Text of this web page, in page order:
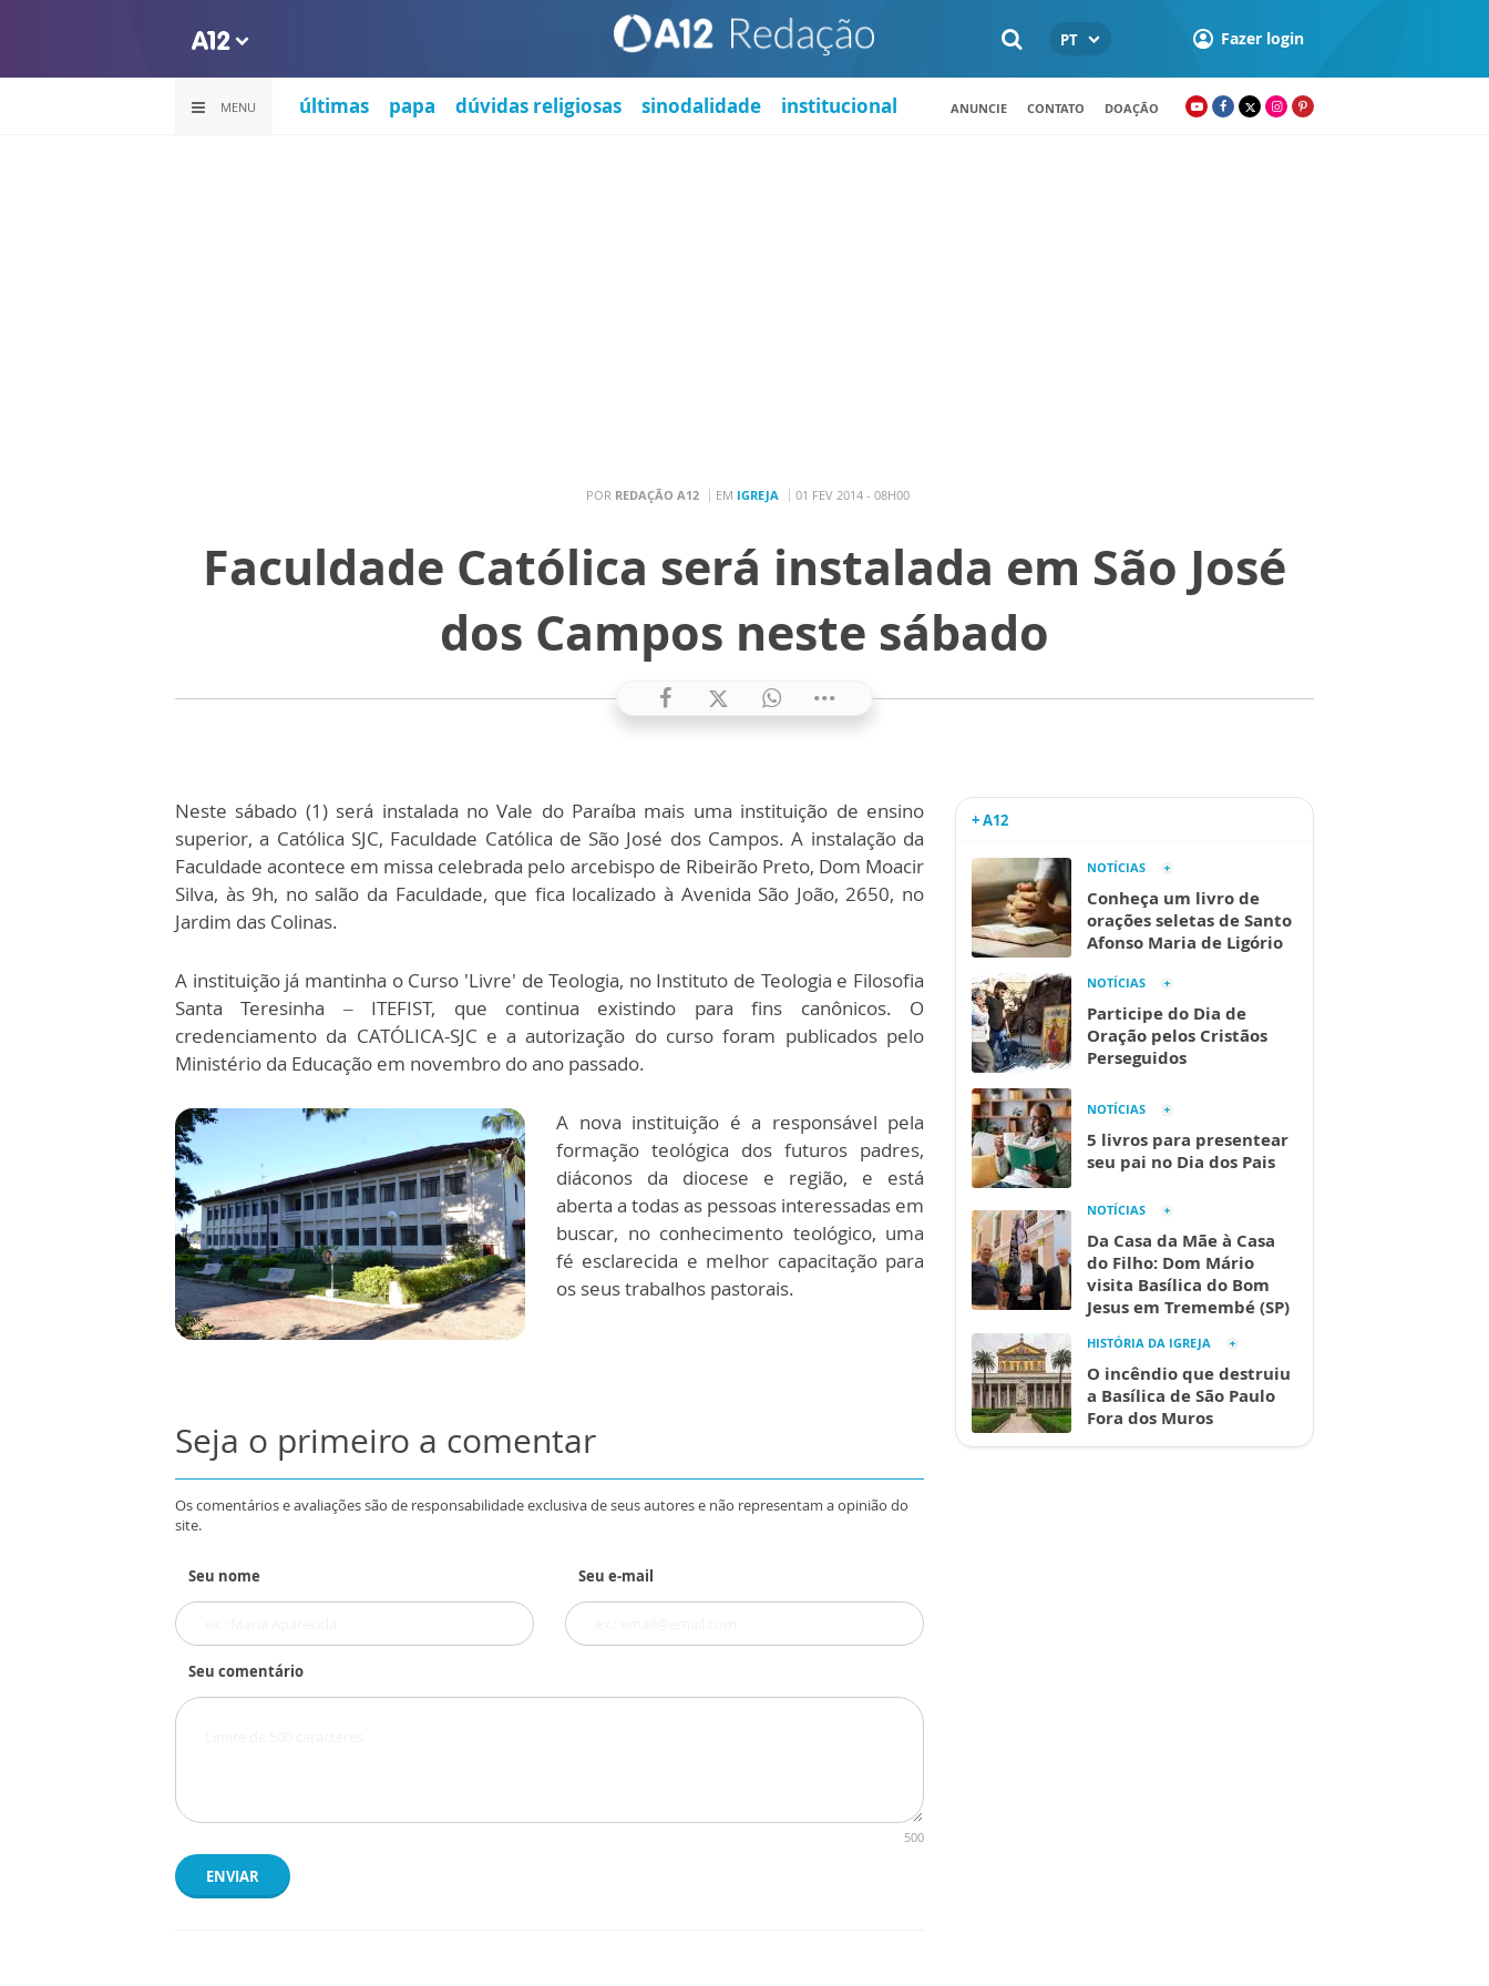
PT Fazer login
MENU últimas papa dúvidas religiosas sinodalidade institucional ANUNCIE CONTATO DOAÇÃO
POR REDAÇÃO A12 EM IGREJA 01 FEV 2014 - 08H00
Faculdade Católica será instalada em São José
dos Campos neste sábado
Neste sábado (1) será instalada no Vale do Paraíba mais uma instituição de ensino
superior, a Católica SJC, Faculdade Católica de São José dos Campos. A instalação da
Faculdade acontece em missa celebrada pelo arcebispo de Ribeirão Preto, Dom Moacir
Silva, às 9h, no salão da Faculdade, que fica localizado à Avenida São João, 2650, no
Jardim das Colinas.
A instituição já mantinha o Curso 'Livre' de Teologia, no Instituto de Teologia e Filosofia
Santa Teresinha – ITEFIST, que continua existindo para fins canônicos. O
credenciamento da CATÓLICA-SJC e a autorização do curso foram publicados pelo
Ministério da Educação em novembro do ano passado.
A nova instituição é a responsável pela
formação teológica dos futuros padres,
diáconos da diocese e região, e está
aberta a todas as pessoas interessadas em
buscar, no conhecimento teológico, uma
fé esclarecida e melhor capacitação para
os seus trabalhos pastorais.
Seja o primeiro a comentar
Os comentários e avaliações são de responsabilidade exclusiva de seus autores e não representam a opinião do
site.
Seu nome Seu e-mail
Seu comentário
500
ENVIAR
+ A12
NOTÍCIAS
Conheça um livro de
orações seletas de Santo
Afonso Maria de Ligório
NOTÍCIAS
Participe do Dia de
Oração pelos Cristãos
Perseguidos
NOTÍCIAS
5 livros para presentear
seu pai no Dia dos Pais
NOTÍCIAS
Da Casa da Mãe à Casa
do Filho: Dom Mário
visita Basílica do Bom
Jesus em Tremembé (SP)
HISTÓRIA DA IGREJA
O incêndio que destruiu
a Basílica de São Paulo
Fora dos Muros